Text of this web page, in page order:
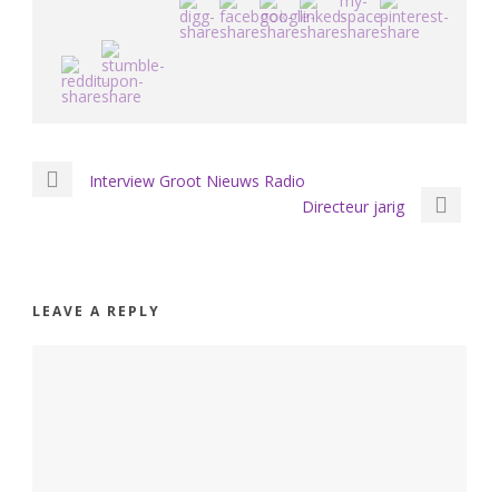
Interview Groot Nieuws Radio
Directeur jarig
LEAVE A REPLY